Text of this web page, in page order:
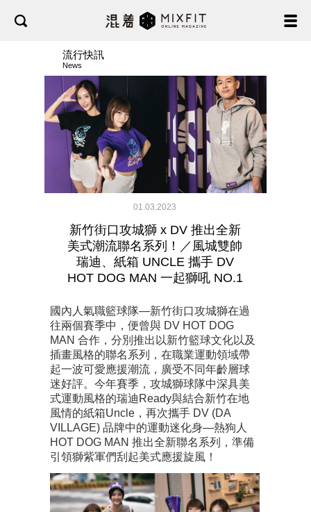
流行快訊
News
01.03.2023
新竹街口攻城獅 x DV 推出全新
美式潮流聯名系列！／風城雙帥
瑞迪、紙箱 UNCLE 攜手 DV
HOT DOG MAN 一起獅吼 NO.1
國內人氣職籃球隊—新竹街口攻城獅在過
往兩個賽季中，便曾與 DV HOT DOG
MAN 合作，分別推出以新竹籃球文化以及
插畫風格的聯名系列，在職業運動領域帶
起一波可愛應援潮流，廣受不同年齡層球
迷好評。今年賽季，攻城獅球隊中深具美
式運動風格的瑞迪Ready與結合新竹在地
風情的紙箱Uncle，再次攜手 DV (DA
VILLAGE) 品牌中的運動迷化身—熱狗人
HOT DOG MAN 推出全新聯名系列，準備
引領獅紫軍們刮起美式應援旋風！